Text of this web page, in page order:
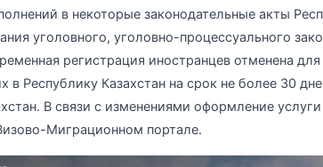
в некоторые законодательные акты
уголовного, уголовно-процессуального
регистрация иностранцев отменена для
Республику Казахстан на срок не более 30
В связи с изменениями оформление
Миграционном портале.